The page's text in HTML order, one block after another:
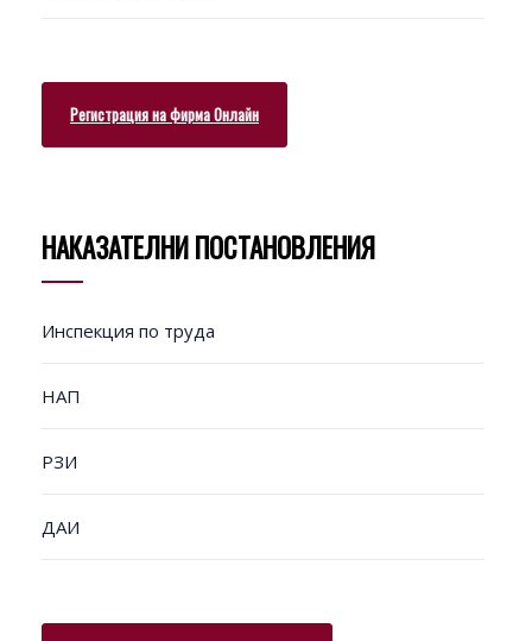
Регистрация на фирма Онлайн
НАКАЗАТЕЛНИ ПОСТАНОВЛЕНИЯ
Инспекция по труда
НАП
РЗИ
ДАИ